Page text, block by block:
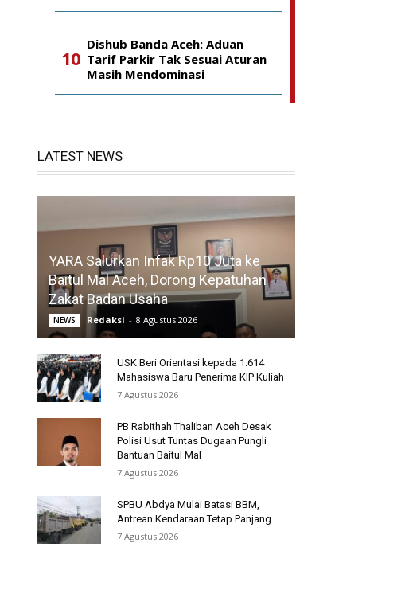
Dishub Banda Aceh: Aduan
Tarif Parkir Tak Sesuai Aturan
Masih Mendominasi
LATEST NEWS
YARA Salurkan Infak Rp10 Juta ke
Baitul Mal Aceh, Dorong Kepatuhan
Zakat Badan Usaha
NEWS Redaksi - 8 Agustus 2026
USK Beri Orientasi kepada 1.614
Mahasiswa Baru Penerima KIP Kuliah
7 Agustus 2026
PB Rabithah Thaliban Aceh Desak
Polisi Usut Tuntas Dugaan Pungli
Bantuan Baitul Mal
7 Agustus 2026
SPBU Abdya Mulai Batasi BBM,
Antrean Kendaraan Tetap Panjang
7 Agustus 2026